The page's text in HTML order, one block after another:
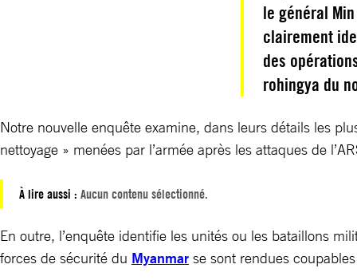
le général
clairement
des
rohingya du
Notre nouvelle enquête examine, dans leurs détails les
nettoyage » menées par l’armée après les attaques de
À lire aussi : Aucun contenu sélectionné.
En outre, l’enquête identifie les unités ou les bataillons
forces de sécurité du Myanmar se sont rendues